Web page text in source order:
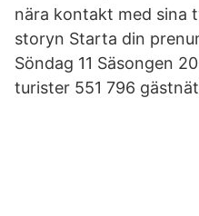
nära kontakt med sina
storyn Starta din
Söndag 11 Säsongen
turister 551 796